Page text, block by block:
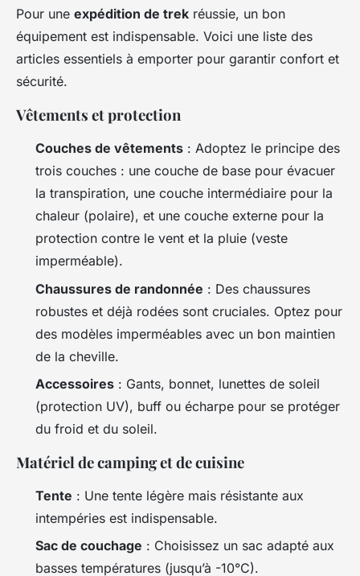
Pour une expédition de trek réussie, un bon
équipement est indispensable. Voici une liste des
articles essentiels à emporter pour garantir confort et
sécurité.
Vêtements et protection
Couches de vêtements : Adoptez le principe des
trois couches : une couche de base pour évacuer
la transpiration, une couche intermédiaire pour la
chaleur (polaire), et une couche externe pour la
protection contre le vent et la pluie (veste
imperméable).
Chaussures de randonnée : Des chaussures
robustes et déjà rodées sont cruciales. Optez pour
des modèles imperméables avec un bon maintien
de la cheville.
Accessoires : Gants, bonnet, lunettes de soleil
(protection UV), buff ou écharpe pour se protéger
du froid et du soleil.
Matériel de camping et de cuisine
Tente : Une tente légère mais résistante aux
intempéries est indispensable.
Sac de couchage : Choisissez un sac adapté aux
basses températures (jusqu’à -10°C).